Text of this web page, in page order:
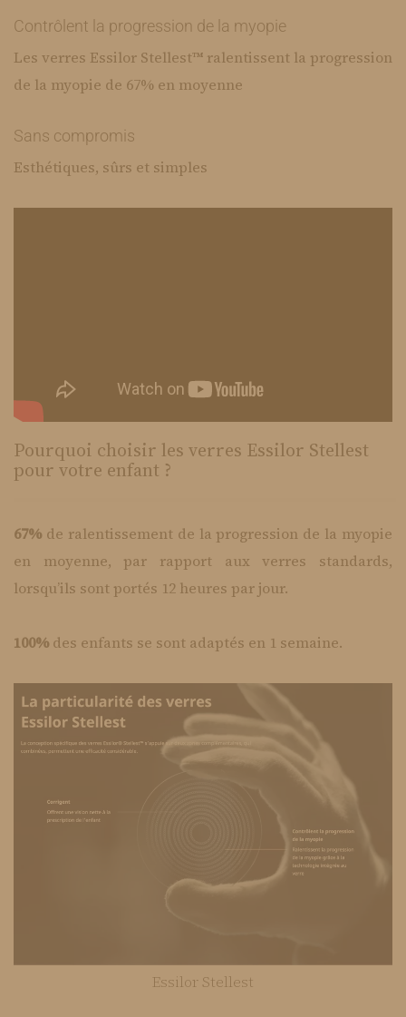
Contrôlent la progression de la myopie
Les verres Essilor Stellest™ ralentissent la progression
de la myopie de 67% en moyenne
Sans compromis
Esthétiques, sûrs et simples
Pourquoi choisir les verres Essilor Stellest
pour votre enfant ?
67% de ralentissement de la progression de la myopie
en moyenne, par rapport aux verres standards,
lorsqu’ils sont portés 12 heures par jour.
100% des enfants se sont adaptés en 1 semaine.
Essilor Stellest